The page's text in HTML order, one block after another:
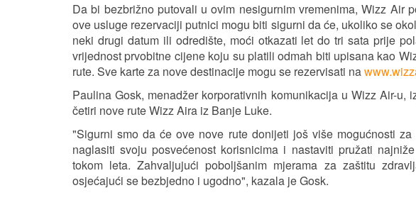
Da bi bezbrižno putovali u ovim nesigurnim vremenima, Wizz Air
ove usluge rezervaciji putnici mogu biti sigurni da će, ukoliko se
neki drugi datum ili odredište, moći otkazati let do tri sata prije
vrijednost prvobitne cijene koju su platili odmah biti upisana kao
rute. Sve karte za nove destinacije mogu se rezervisati na
Paulina Gosk, menadžer korporativnih komunikacija u Wizz Air-
četiri nove rute Wizz Aira iz Banje Luke.
"Sigurni smo da će ove nove rute donijeti još više mogućnosti
naglasiti svoju posvećenost korisnicima i nastaviti pružati
tokom leta. Zahvaljujući poboljšanim mjerama za zaštitu
osjećajući se bezbjedno i ugodno", kazala je Gosk.